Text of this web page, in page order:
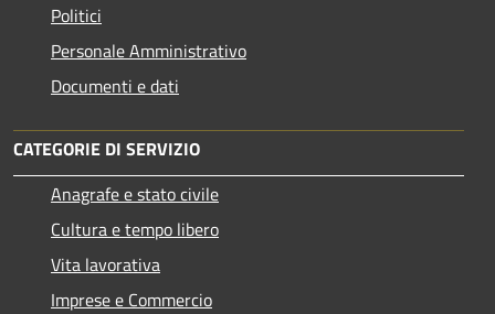
Politici
Personale Amministrativo
Documenti e dati
CATEGORIE DI SERVIZIO
Anagrafe e stato civile
Cultura e tempo libero
Vita lavorativa
Imprese e Commercio